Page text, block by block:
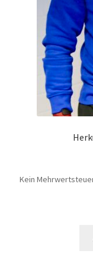
Kein